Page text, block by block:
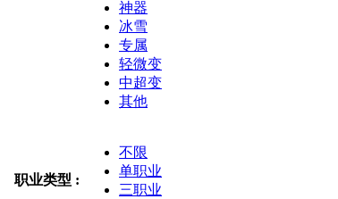
神器
冰雪
专属
轻微变
中超变
其他
职业类型 :
不限
单职业
三职业